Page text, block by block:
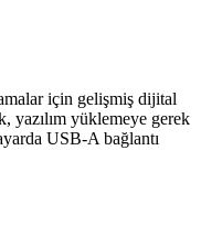
için gelişmiş dijital
yazılım yüklemeye gerek
USB-A bağlantı